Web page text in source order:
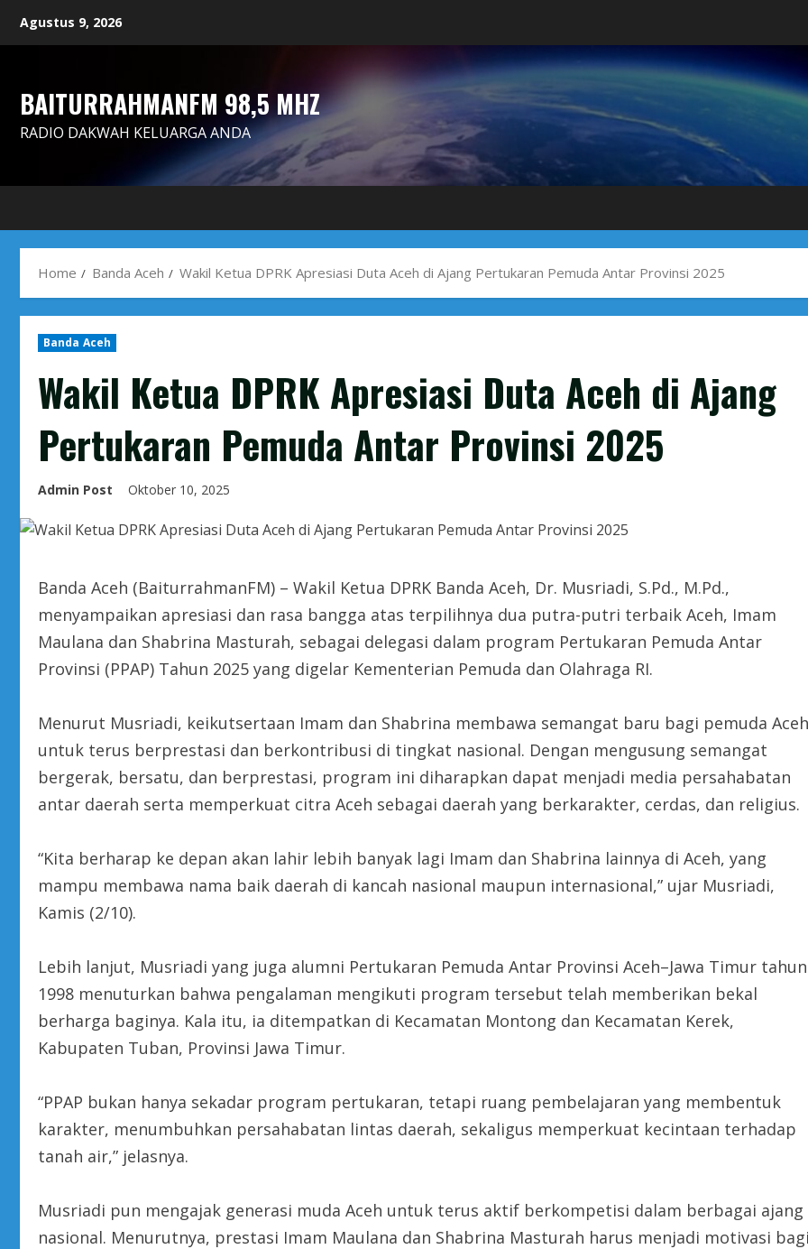
Agustus 9, 2026
BAITURRAHMANFM 98,5 MHZ
RADIO DAKWAH KELUARGA ANDA
Home Banda Aceh Wakil Ketua DPRK Apresiasi Duta Aceh di Ajang Pertukaran Pemuda Antar Provinsi 2025
Banda Aceh
Wakil Ketua DPRK Apresiasi Duta Aceh di Ajang
Pertukaran Pemuda Antar Provinsi 2025
Admin Post Oktober 10, 2025
Banda Aceh (BaiturrahmanFM) – Wakil Ketua DPRK Banda Aceh, Dr. Musriadi, S.Pd., M.Pd.,
menyampaikan apresiasi dan rasa bangga atas terpilihnya dua putra-putri terbaik Aceh, Imam
Maulana dan Shabrina Masturah, sebagai delegasi dalam program Pertukaran Pemuda Antar
Provinsi (PPAP) Tahun 2025 yang digelar Kementerian Pemuda dan Olahraga RI.
Menurut Musriadi, keikutsertaan Imam dan Shabrina membawa semangat baru bagi pemuda Aceh
untuk terus berprestasi dan berkontribusi di tingkat nasional. Dengan mengusung semangat
bergerak, bersatu, dan berprestasi, program ini diharapkan dapat menjadi media persahabatan
antar daerah serta memperkuat citra Aceh sebagai daerah yang berkarakter, cerdas, dan religius.
“Kita berharap ke depan akan lahir lebih banyak lagi Imam dan Shabrina lainnya di Aceh, yang
mampu membawa nama baik daerah di kancah nasional maupun internasional,” ujar Musriadi,
Kamis (2/10).
Lebih lanjut, Musriadi yang juga alumni Pertukaran Pemuda Antar Provinsi Aceh–Jawa Timur tahun
1998 menuturkan bahwa pengalaman mengikuti program tersebut telah memberikan bekal
berharga baginya. Kala itu, ia ditempatkan di Kecamatan Montong dan Kecamatan Kerek,
Kabupaten Tuban, Provinsi Jawa Timur.
“PPAP bukan hanya sekadar program pertukaran, tetapi ruang pembelajaran yang membentuk
karakter, menumbuhkan persahabatan lintas daerah, sekaligus memperkuat kecintaan terhadap
tanah air,” jelasnya.
Musriadi pun mengajak generasi muda Aceh untuk terus aktif berkompetisi dalam berbagai ajang
nasional. Menurutnya, prestasi Imam Maulana dan Shabrina Masturah harus menjadi motivasi bagi